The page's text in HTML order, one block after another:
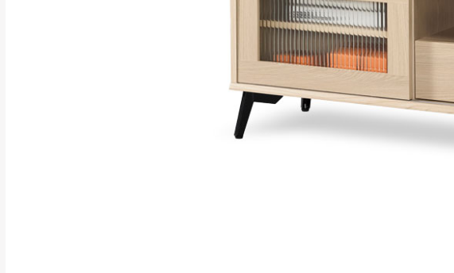
＊
苗栗
$
到貨時
台北市、
發票寄送：
若您選擇三聯式或索取兩聯式發票，發
送達，如遇國定假日將順延寄送。
退換貨說明：
若收到不良品，請於到貨日起七
所有退回及換貨之商品必須是全
品、附件、包裝、廠商紙及所有
由於透過電腦螢幕選購商品，可
訂購前請確認商品尺寸，大型物